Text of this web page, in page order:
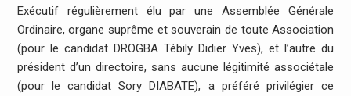
Exécutif régulièrement élu par une Assemblée Générale
Ordinaire, organe suprême et souverain de toute Association
(pour le candidat DROGBA Tébily Didier Yves), et l’autre du
président d’un directoire, sans aucune légitimité associétale
(pour le candidat Sory DIABATE), a préféré privilégier ce